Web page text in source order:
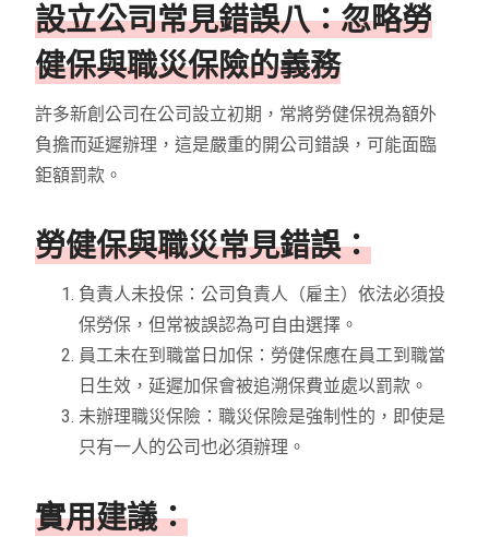
設立公司常見錯誤八：忽略勞
健保與職災保險的義務
許多新創公司在公司設立初期，常將勞健保視為額外
負擔而延遲辦理，這是嚴重的開公司錯誤，可能面臨
鉅額罰款。
勞健保與職災常見錯誤：
負責人未投保：公司負責人（雇主）依法必須投
保勞保，但常被誤認為可自由選擇。
員工未在到職當日加保：勞健保應在員工到職當
日生效，延遲加保會被追溯保費並處以罰款。
未辦理職災保險：職災保險是強制性的，即使是
只有一人的公司也必須辦理。
實用建議：